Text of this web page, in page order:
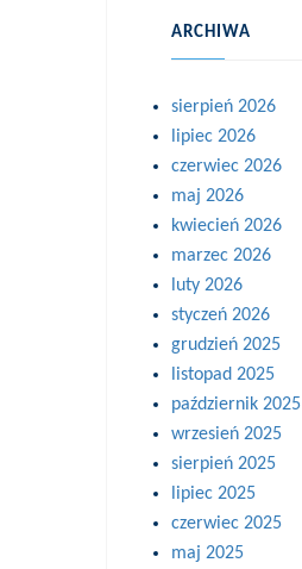
ARCHIWA
sierpień 2026
lipiec 2026
czerwiec 2026
maj 2026
kwiecień 2026
marzec 2026
luty 2026
styczeń 2026
grudzień 2025
listopad 2025
październik 2025
wrzesień 2025
sierpień 2025
lipiec 2025
czerwiec 2025
maj 2025